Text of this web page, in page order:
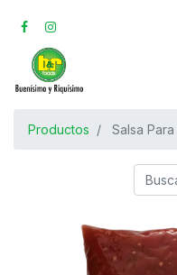
Productos Salsa